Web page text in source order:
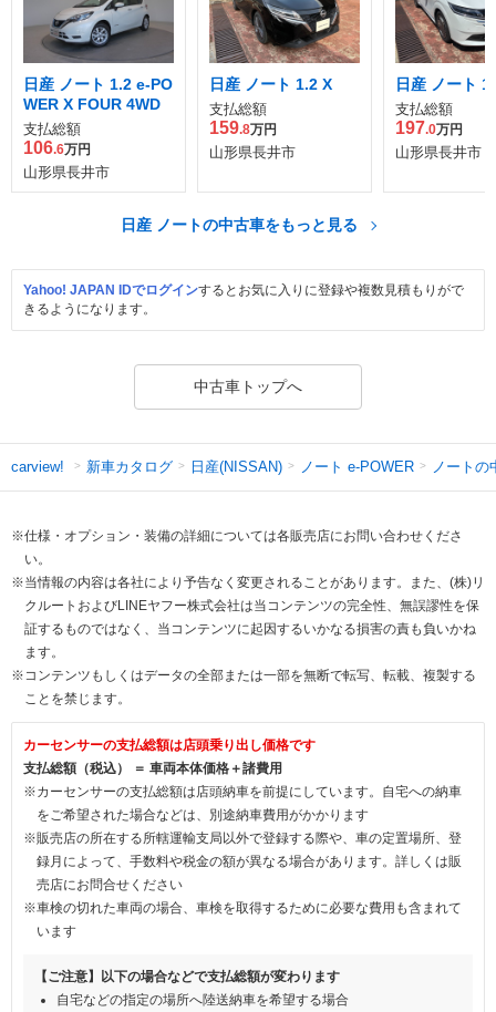
日産 ノート 1.2 e-PO
WER X FOUR 4WD
支払総額
106.6万円
山形県長井市
日産 ノート 1.2 X
支払総額
159.8万円
山形県長井市
日産 ノート
支払総額
197.0万円
山形県長井市
日産 ノートの中古車をもっと見る
Yahoo! JAPAN IDでログインするとお気に入りに登録や複数見積もりがで
きるようになります。
中古車トップへ
carview! 新車カタログ 日産(NISSAN) ノート e-POWER ノートの
※仕様・オプション・装備の詳細については各販売店にお問い合わせくださ
い。
※当情報の内容は各社により予告なく変更されることがあります。また、(株)リ
クルートおよびLINEヤフー株式会社は当コンテンツの完全性、無誤謬性を保
証するものではなく、当コンテンツに起因するいかなる損害の責も負いかね
ます。
※コンテンツもしくはデータの全部または一部を無断で転写、転載、複製する
ことを禁じます。
カーセンサーの支払総額は店頭乗り出し価格です
支払総額（税込） ＝ 車両本体価格＋諸費用
※カーセンサーの支払総額は店頭納車を前提にしています。自宅への納車
をご希望された場合などは、別途納車費用がかかります
※販売店の所在する所轄運輸支局以外で登録する際や、車の定置場所、登
録月によって、手数料や税金の額が異なる場合があります。詳しくは販
売店にお問合せください
※車検の切れた車両の場合、車検を取得するために必要な費用も含まれて
います
【ご注意】以下の場合などで支払総額が変わります
自宅などの指定の場所へ陸送納車を希望する場合